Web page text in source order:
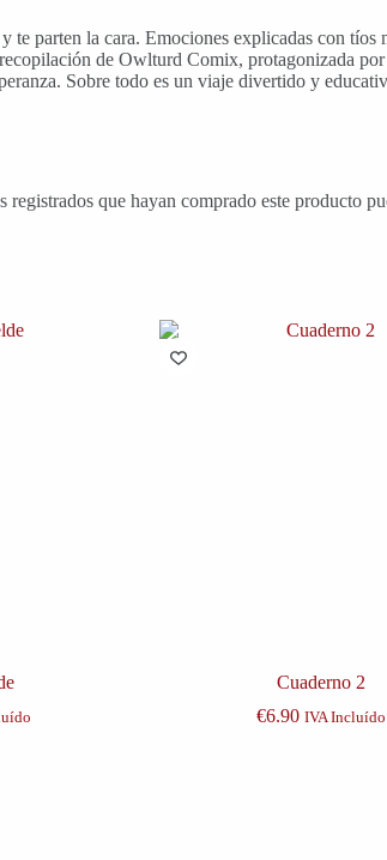
la cara. Emociones explicadas con tíos
de Owlturd Comix, protagonizada por
Sobre todo es un viaje divertido y
registrados que hayan comprado este producto
Cuaderno 2
€6.90 IVA Incluído